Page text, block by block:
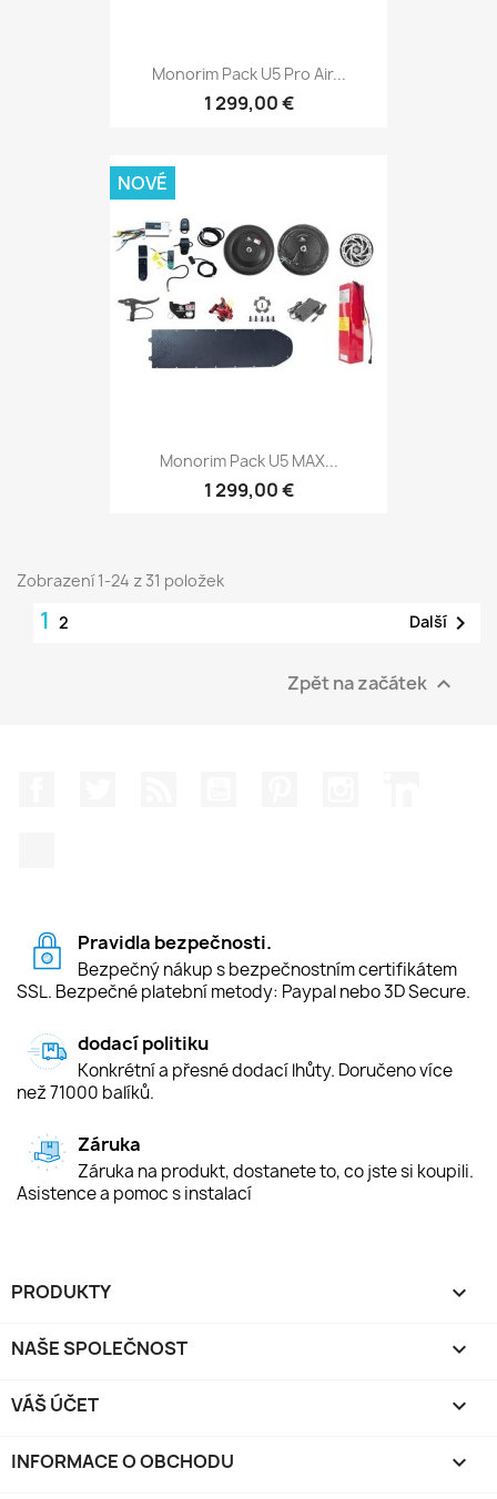
Monorim Pack U5 Pro Air...
1 299,00 €
Monorim Pack U5 MAX...
1 299,00 €
NOVÉ
Zobrazení 1-24 z 31 položek
1 2 Další 
Zpět na začátek 
Pravidla bezpečnosti.
Bezpečný nákup s bezpečnostním certifikátem
SSL. Bezpečné platební metody: Paypal nebo 3D Secure.
dodací politiku
Konkrétní a přesné dodací lhůty. Doručeno více
než 71000 balíků.
Záruka
Záruka na produkt, dostanete to, co jste si koupili.
Asistence a pomoc s instalací
PRODUKTY 
NAŠE SPOLEČNOST 
VÁŠ ÚČET 
INFORMACE O OBCHODU keyboard_arrow_down